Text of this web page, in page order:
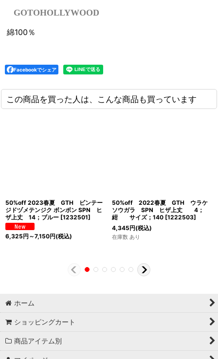
GOTOHOLLYWOOD
綿100％
Facebookでシェア
この商品を買った人は、こんな商品も買っています
50%off 2023春夏 GTH ビンテー
ジドヅメテンジク ボンボン SPN ヒ
ザ上丈 14；ブルー [1232501]
6,325円 ～7,150円(税込)
50%off 2022春夏 GTH ウラケ
ソウガラ SPN ヒザ上丈 4；
紺 サイズ；140 [1222503]
4,345円(税込)
在庫数 あり
ホーム
ショッピングカート
商品アイテム別